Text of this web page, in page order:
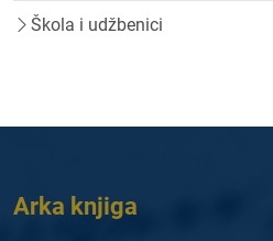
Škola i udžbenici
Arka knjiga